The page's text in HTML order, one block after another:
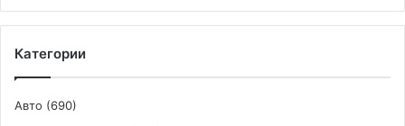
экраном
камерой
Категории
Авто (690)